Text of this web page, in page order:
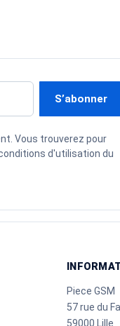
Vous trouverez pour
d'utilisation du
Piece GSM
57 rue du
59000 Lille